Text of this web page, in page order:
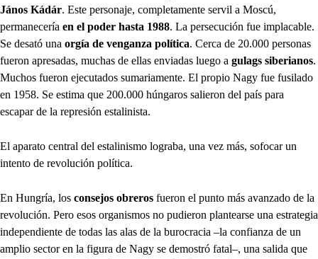
János Kádár. Este personaje, completamente servil a Moscú,
permanecería en el poder hasta 1988. La persecución fue implacable.
Se desató una orgía de venganza política. Cerca de 20.000 personas
fueron apresadas, muchas de ellas enviadas luego a gulags siberianos.
Muchos fueron ejecutados sumariamente. El propio Nagy fue fusilado
en 1958. Se estima que 200.000 húngaros salieron del país para
escapar de la represión estalinista.
El aparato central del estalinismo lograba, una vez más, sofocar un
intento de revolución política.
En Hungría, los consejos obreros fueron el punto más avanzado de la
revolución. Pero esos organismos no pudieron plantearse una estrategia
independiente de todas las alas de la burocracia –la confianza de un
amplio sector en la figura de Nagy se demostró fatal–, una salida que